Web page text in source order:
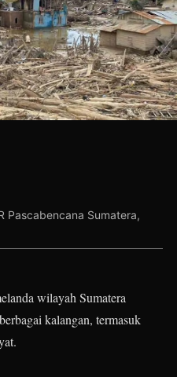
Pascabencana Sumatera,
wilayah Sumatera
kalangan, termasuk